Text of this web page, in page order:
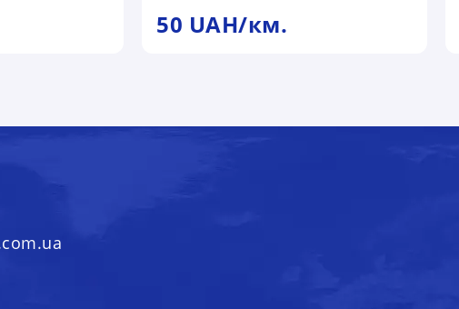
50 UAH/км.
МОИХ ПЕРСОНАЛЬНЫХ ДАННЫХ